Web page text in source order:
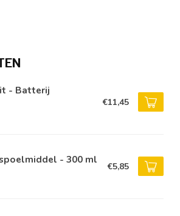
- Batterij
€11,45
- 300 ml
€5,85